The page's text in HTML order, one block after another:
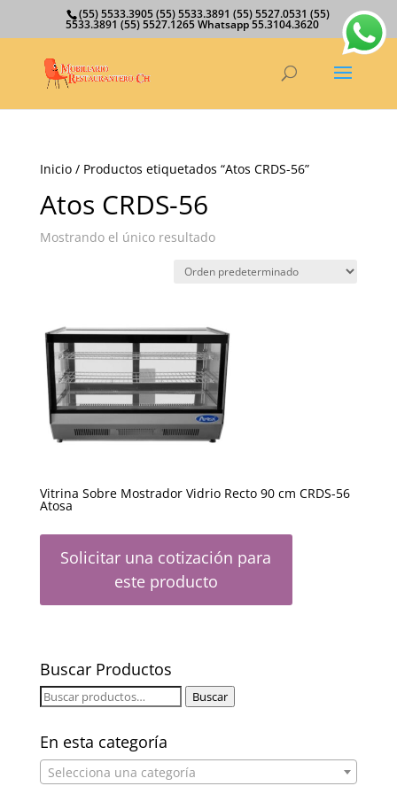
(55) 5533.3905 (55) 5533.3891 (55) 5527.0531 (55)
5533.3891 (55) 5527.1265 Whatsapp 55.3104.3620
Inicio/ Productos etiquetados “Atos CRDS-56”
Atos CRDS-56
Mostrando el único resultado
Vitrina Sobre Mostrador Vidrio Recto 90 cm CRDS-56
Atosa
Solicitar una cotización para
este producto
Buscar Productos
Buscar
Buscar
En esta categoría
Selecciona una categoría